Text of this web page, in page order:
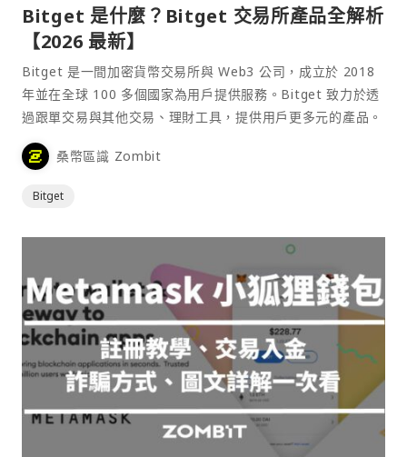
Bitget 是什麼？Bitget 交易所產品全解析
【2026 最新】
Bitget 是一間加密貨幣交易所與 Web3 公司，成立於 2018
年並在全球 100 多個國家為用戶提供服務。Bitget 致力於透
過跟單交易與其他交易、理財工具，提供用戶更多元的產品。
桑幣區識 Zombit
Bitget